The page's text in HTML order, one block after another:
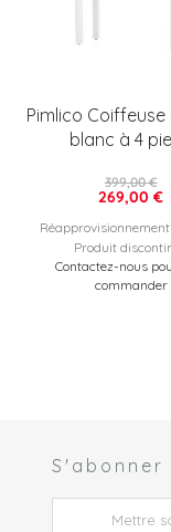
Pimlico Coiffeuse
blanc à 4
269,00 €
399,00 €
Produit
Contactez-nous
commander